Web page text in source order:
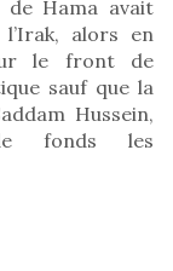
de Hama avait
alors en
le front de
sauf que la
Hussein,
fonds les